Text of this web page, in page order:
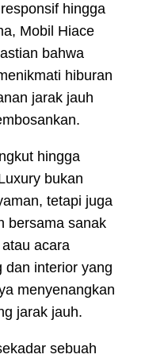
hingga
Mobil Hiace
bahwa
hiburan
jarak jauh
hingga
bukan
tetapi juga
bersama sanak
acara
dan interior yang
menyenangkan
jarak jauh.
sebuah